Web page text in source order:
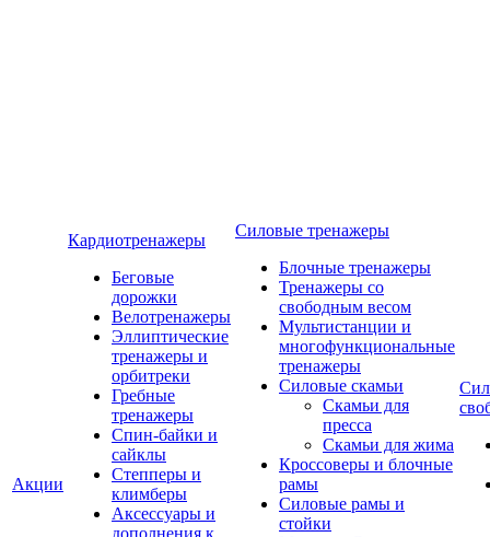
Акции
Кардиотренажеры
Беговые
дорожки
Велотренажеры
Эллиптические
тренажеры и
орбитреки
Гребные
тренажеры
Спин-байки и
сайклы
Степперы и
климберы
Аксессуары и
дополнения к
Силовые тренажеры
Блочные тренажеры
Тренажеры со
свободным весом
Мультистанции и
многофункциональные
тренажеры
Силовые скамьи
Скамьи для
пресса
Скамьи для жима
Кроссоверы и блочные
рамы
Силовые рамы и
стойки